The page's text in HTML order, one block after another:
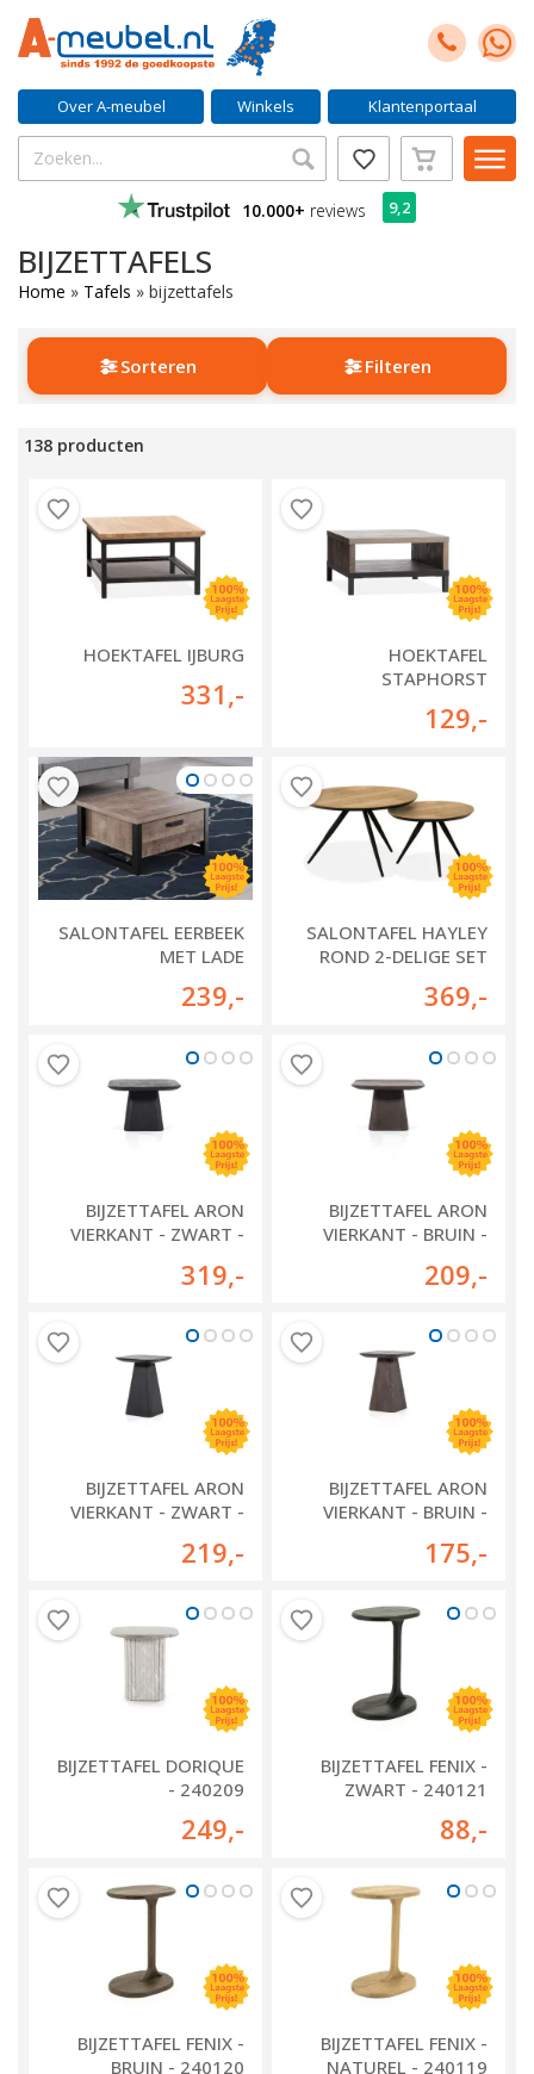
Over A-meubel Winkels Klantenportaal
10.000+ reviews 9,2
BIJZETTAFELS
Home » Tafels » bijzettafels
Sorteren Filteren
138 producten
HOEKTAFEL IJBURG
331,-
HOEKTAFEL
STAPHORST
129,-
SALONTAFEL EERBEEK
MET LADE
239,-
SALONTAFEL HAYLEY
ROND 2-DELIGE SET
369,-
BIJZETTAFEL ARON
VIERKANT - ZWART -
319,-
BIJZETTAFEL ARON
VIERKANT - BRUIN -
209,-
BIJZETTAFEL ARON
VIERKANT - ZWART -
219,-
BIJZETTAFEL ARON
VIERKANT - BRUIN -
175,-
BIJZETTAFEL DORIQUE
- 240209
249,-
BIJZETTAFEL FENIX -
ZWART - 240121
88,-
BIJZETTAFEL FENIX -
BRUIN - 240120
BIJZETTAFEL FENIX -
NATUREL - 240119